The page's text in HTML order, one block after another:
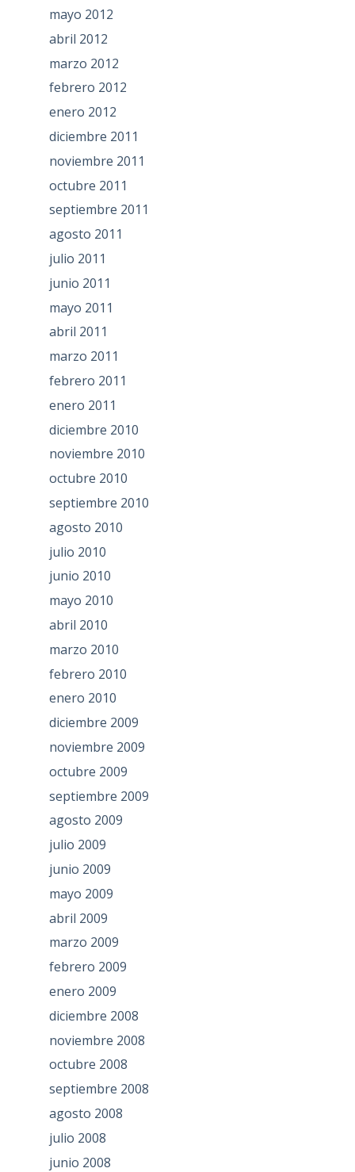
mayo 2012
abril 2012
marzo 2012
febrero 2012
enero 2012
diciembre 2011
noviembre 2011
octubre 2011
septiembre 2011
agosto 2011
julio 2011
junio 2011
mayo 2011
abril 2011
marzo 2011
febrero 2011
enero 2011
diciembre 2010
noviembre 2010
octubre 2010
septiembre 2010
agosto 2010
julio 2010
junio 2010
mayo 2010
abril 2010
marzo 2010
febrero 2010
enero 2010
diciembre 2009
noviembre 2009
octubre 2009
septiembre 2009
agosto 2009
julio 2009
junio 2009
mayo 2009
abril 2009
marzo 2009
febrero 2009
enero 2009
diciembre 2008
noviembre 2008
octubre 2008
septiembre 2008
agosto 2008
julio 2008
junio 2008